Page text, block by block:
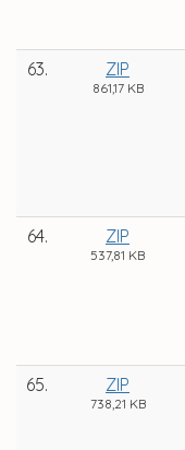
63. ZIP
861,17 KB
64. ZIP
537,81 KB
65. ZIP
738,21 KB